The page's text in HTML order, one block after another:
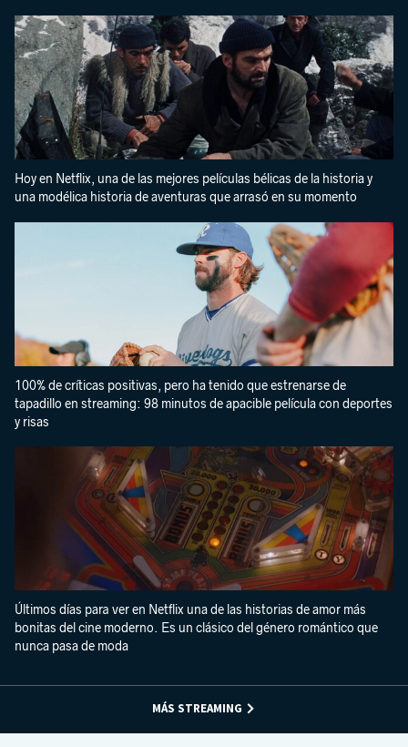
Hoy en Netflix, una de las mejores películas bélicas de la historia y
una modélica historia de aventuras que arrasó en su momento
100% de críticas positivas, pero ha tenido que estrenarse de
tapadillo en streaming: 98 minutos de apacible película con deportes
y risas
Últimos días para ver en Netflix una de las historias de amor más
bonitas del cine moderno. Es un clásico del género romántico que
nunca pasa de moda
MÁS STREAMING